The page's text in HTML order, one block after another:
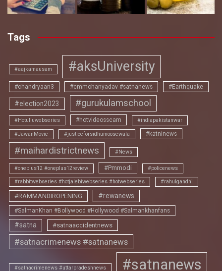
Tags
#aajkamausam #aksUniversity
#chandryaan3 #cmmohanyadav #satnanews #Earthquake
#election2023 #gurukulamschool
#Hotulluwebseries #hotvideosscam #indiapakistanwar
#JawanMovie #justiceforsidhumoosewala #katninews
#maihardistrictnews #News
#oneplus12 #oneplus12review #Pmmodi #policenews
#rabbitwebseries #hotjalebiwebseries #hotwebseries #rahulgandhi
#RAMMANDIROPENING #rewanews
#SalmanKhan #Bollywood #Hollywood #Salmankhanfans
#satna #satnaaccidentnews
#satnacrimenews #satnanews
#satnacrimenews #uttarpradeshnews #satnanews